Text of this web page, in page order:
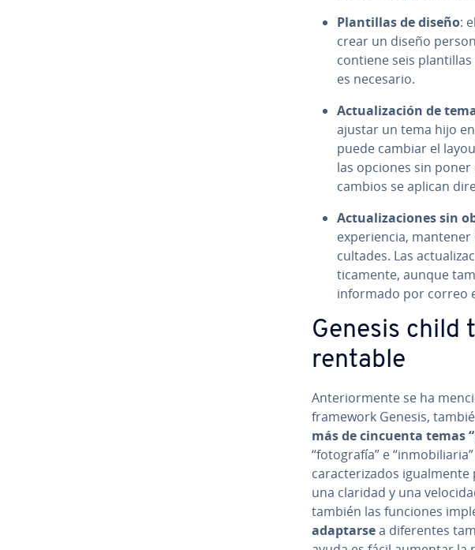
Pla­n­ti­llas de diseño:
crear un diseño
contiene seis
es necesario.
Ac­tua­li­za­ción de
ajustar un tema hijo
puede cambiar el
las opciones sin
cambios se aplican
Ac­tua­li­za­cio­nes sin
ex­pe­rie­n­cia,
cu­l­ta­des. Las
ti­ca­me­n­te, aunque
informado por correo
Genesis child
rentable
An­te­rio­r­me­n­te se ha
framework Genesis,
más de cincuenta temas
“fo­to­gra­fía” e
ca­ra­c­te­ri­za­dos igua­l­me­n­te
una claridad y una
también las funciones
adaptarsea di­fe­re­n­tes